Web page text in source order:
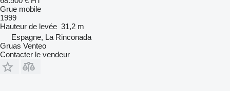
Grue mobile
1999
Hauteur de levée 31,2 m
Espagne, La Rinconada
Gruas Venteo
Contacter le vendeur